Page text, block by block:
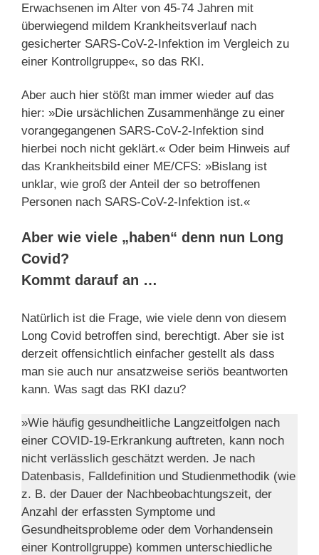
Erwachsenen im Alter von 45-74 Jahren mit
überwiegend mildem Krankheitsverlauf nach
gesicherter SARS-CoV-2-Infektion im Vergleich zu
einer Kontrollgruppe«, so das RKI.
Aber auch hier stößt man immer wieder auf das
hier: »Die ursächlichen Zusammenhänge zu einer
vorangegangenen SARS-CoV-2-Infektion sind
hierbei noch nicht geklärt.« Oder beim Hinweis auf
das Krankheitsbild einer ME/CFS: »Bislang ist
unklar, wie groß der Anteil der so betroffenen
Personen nach SARS-CoV-2-Infektion ist.«
Aber wie viele „haben“ denn nun Long
Covid?
Kommt darauf an …
Natürlich ist die Frage, wie viele denn von diesem
Long Covid betroffen sind, berechtigt. Aber sie ist
derzeit offensichtlich einfacher gestellt als dass
man sie auch nur ansatzweise seriös beantworten
kann. Was sagt das RKI dazu?
»Wie häufig gesundheitliche Langzeitfolgen nach
einer COVID-19-Erkrankung auftreten, kann noch
nicht verlässlich geschätzt werden. Je nach
Datenbasis, Falldefinition und Studienmethodik (wie
z. B. der Dauer der Nachbeobachtungszeit, der
Anzahl der erfassten Symptome und
Gesundheitsprobleme oder dem Vorhandensein
einer Kontrollgruppe) kommen unterschiedliche